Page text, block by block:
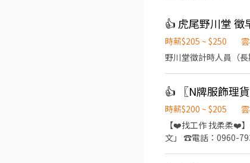
👍 虎尾野川堂 徵
時薪$205 ~ $250
野川堂徵計時人員（
時薪$200 ~ $205
【❤️找工作 找柔柔❤️
文」 ☎️電話：0960-793-455 ——————⭐️職缺福利⭐️—————— ➪勞保 健保 特休 ➪三節禮金或禮品